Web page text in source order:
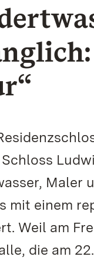
Schloss
Maler
mit einem
Weil am
die am